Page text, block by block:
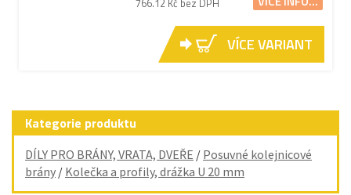
766.12 Kč bez DPH
VÍCE VARIANT
Kategorie produktu
DÍLY PRO BRÁNY, VRATA, DVEŘE / Posuvné kolejnicové
brány / Kolečka a profily, drážka U 20 mm